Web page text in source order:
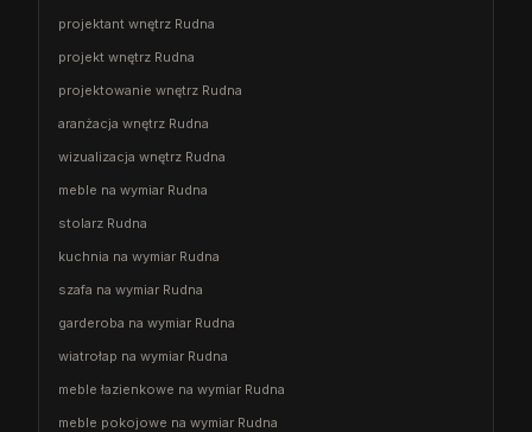
projektant wnętrz Rudna
projekt wnętrz Rudna
projektowanie wnętrz Rudna
aranżacja wnętrz Rudna
wizualizacja wnętrz Rudna
meble na wymiar Rudna
stolarz Rudna
kuchnia na wymiar Rudna
szafa na wymiar Rudna
garderoba na wymiar Rudna
wiatrołap na wymiar Rudna
meble łazienkowe na wymiar Rudna
meble pokojowe na wymiar Rudna